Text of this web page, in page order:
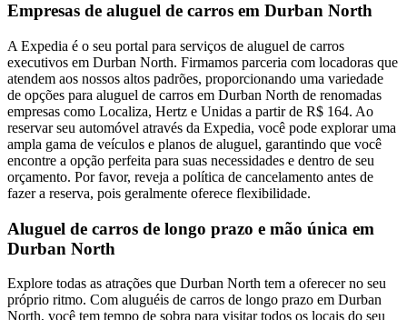
Empresas de aluguel de carros em Durban North
A Expedia é o seu portal para serviços de aluguel de carros
executivos em Durban North. Firmamos parceria com locadoras que
atendem aos nossos altos padrões, proporcionando uma variedade
de opções para aluguel de carros em Durban North de renomadas
empresas como Localiza, Hertz e Unidas a partir de R$ 164. Ao
reservar seu automóvel através da Expedia, você pode explorar uma
ampla gama de veículos e planos de aluguel, garantindo que você
encontre a opção perfeita para suas necessidades e dentro de seu
orçamento. Por favor, reveja a política de cancelamento antes de
fazer a reserva, pois geralmente oferece flexibilidade.
Aluguel de carros de longo prazo e mão única em
Durban North
Explore todas as atrações que Durban North tem a oferecer no seu
próprio ritmo. Com aluguéis de carros de longo prazo em Durban
North, você tem tempo de sobra para visitar todos os locais do seu